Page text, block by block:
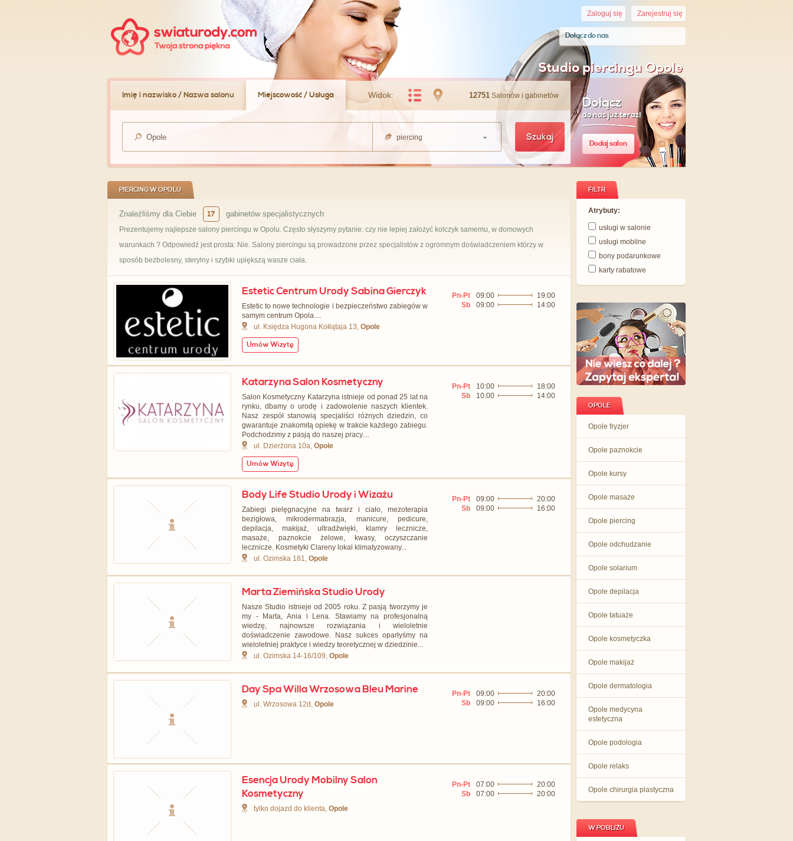
Zarejestruj się
Zaloguj się
Dołącz do nas
Studio piercingu Opole
Imię i nazwisko / Nazwa salonu Miejscowość / Usługa 12751 Salonów i gabinetów
Widok:
piercing Szukaj
Dołącz
do nas już teraz!
Dodaj salon
PIERCING W OPOLU
Znaleźliśmy dla Ciebie 17 gabinetów specjalistycznych
Prezentujemy najlepsze salony piercingu w Opolu. Często słyszymy pytanie: czy nie lepiej założyć kolczyk samemu, w domowych
warunkach ? Odpowiedź jest prosta: Nie. Salony piercingu są prowadzone przez specjalistów z ogromnym doświadczeniem którzy w
sposób bezbolesny, sterylny i szybki upiększą wasze ciała.
Estetic Centrum Urody Sabina Gierczyk
Estetic to nowe technologie i bezpieczeństwo zabiegów w
samym centrum Opola....
ul. Księdza Hugona Kołłątaja 13, Opole
Umów Wizytę
Pn-Pt 09:00
19:00
Sb
09:00 14:00
Katarzyna Salon Kosmetyczny
Salon Kosmetyczny Katarzyna istnieje od ponad 25 lat na
rynku, dbamy o urodę i zadowolenie naszych klientek.
Nasz zespół stanowią specjaliści różnych dziedzin, co
gwarantuje znakomitą opiekę w trakcie każdego zabiegu.
Podchodzimy z pasją do naszej pracy....
ul. Dzierżona 10a, Opole
Umów Wizytę
Pn-Pt 10:00
18:00
Sb
10:00 14:00
Body Life Studio Urody i Wizażu
Zabiegi pielęgnacyjne na twarz i ciało, mezoterapia
bezigłowa, mikrodermabrazja, manicure, pedicure,
depilacja, makijaż, ultradźwięki, klamry lecznicze,
masaże, paznokcie żelowe, kwasy, oczyszczanie
lecznicze. Kosmetyki Clareny lokal klimatyzowany...
ul. Ozimska 181, Opole
Pn-Pt 09:00
20:00
Sb
09:00 16:00
Marta Ziemińska Studio Urody
Nasze Studio istnieje od 2005 roku. Z pasją tworzymy je
my - Marta, Ania i Lena. Stawiamy na profesjonalną
wiedzę, najnowsze rozwiązania i wieloletnie
doświadczenie zawodowe. Nasz sukces oparłyśmy na
wieloletniej praktyce i wiedzy teoretycznej w dziedzinie...
ul. Ozimska 14-16/109, Opole
Day Spa Willa Wrzosowa Bleu Marine
ul. Wrzosowa 12d, Opole
Pn-Pt 09:00
20:00
Sb
09:00 16:00
Esencja Urody Mobilny Salon
Kosmetyczny
tylko dojazd do klienta, Opole
Pn-Pt 07:00
20:00
Sb
07:00 20:00
FILTR
Atrybuty:
usługi w salonie
usługi mobilne
bony podarunkowe
karty rabatowe
OPOLE
Opole fryzjer
Opole paznokcie
Opole kursy
Opole masaże
Opole piercing
Opole odchudzanie
Opole solarium
Opole depilacja
Opole tatuaże
Opole kosmetyczka
Opole makijaż
Opole dermatologia
Opole medycyna
estetyczna
Opole podologia
Opole relaks
Opole chirurgia plastyczna
W POBLIŻU